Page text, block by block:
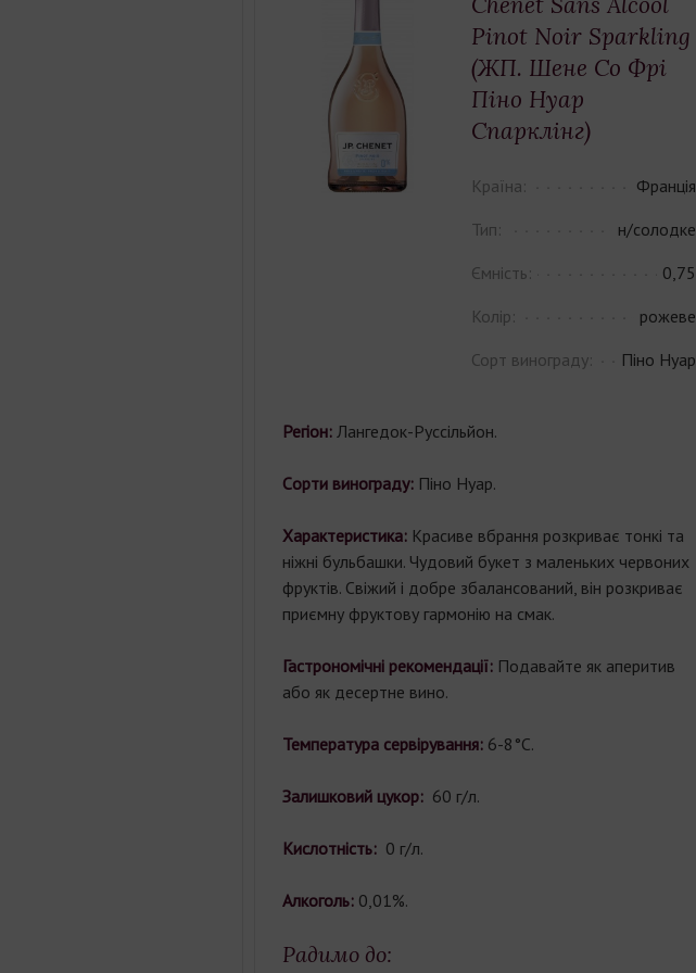
Pinot Noir Sparkling
(ЖП. Шене Cо Фрі
Піно Нуар
Спарклінг)
Країна:
Франція
Тип:
н/солодке
Ємність:
0,75
Колір:
рожеве
Сорт винограду:
Піно Нуар
Регіон: Лангедок-Руссільйон.
Cорти винограду: Піно Нуар.
Характеристика: Красиве вбрання розкриває тонкі та
ніжні бульбашки. Чудовий букет з маленьких червоних
фруктів. Свіжий і добре збалансований, він розкриває
приємну фруктову гармонію на смак.
Гастрономічні рекомендації: Подавайте як аперитив
або як десертне вино.
Температура сервірування: 6-8°C.
Залишковий цукор: 60 г/л.
Кислотність: 0 г/л.
Алкоголь: 0,01%.
Радимо до: